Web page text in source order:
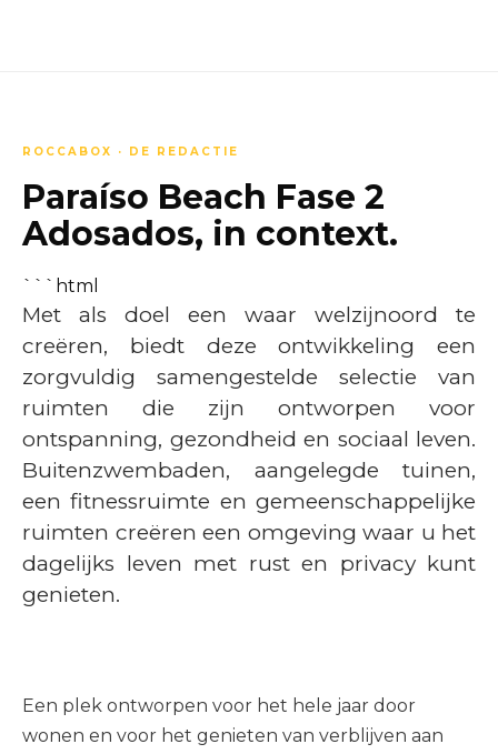
ROCCABOX · DE REDACTIE
Paraíso Beach Fase 2
Adosados, in context.
```html
Met als doel een waar welzijnoord te
creëren, biedt deze ontwikkeling een
zorgvuldig samengestelde selectie van
ruimten die zijn ontworpen voor
ontspanning, gezondheid en sociaal leven.
Buitenzwembaden, aangelegde tuinen,
een fitnessruimte en gemeenschappelijke
ruimten creëren een omgeving waar u het
dagelijks leven met rust en privacy kunt
genieten.
Een plek ontworpen voor het hele jaar door
wonen en voor het genieten van verblijven aan